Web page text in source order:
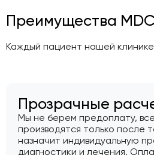
Преимущества
Каждый пациент нашей
Прозрачные
Мы не берем предоплату,
производятся только после
назначит индивидуальную
диагностики и лечения.